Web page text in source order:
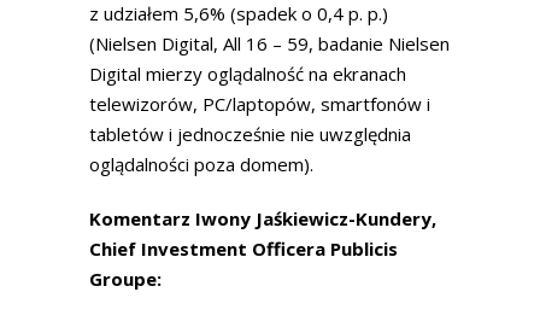
z udziałem 5,6% (spadek o 0,4 p. p.)
(Nielsen Digital, All 16 – 59, badanie Nielsen
Digital mierzy oglądalność na ekranach
telewizorów, PC/laptopów, smartfonów i
tabletów i jednocześnie nie uwzględnia
oglądalności poza domem).
Komentarz Iwony Jaśkiewicz-Kundery,
Chief Investment Officera Publicis
Groupe: